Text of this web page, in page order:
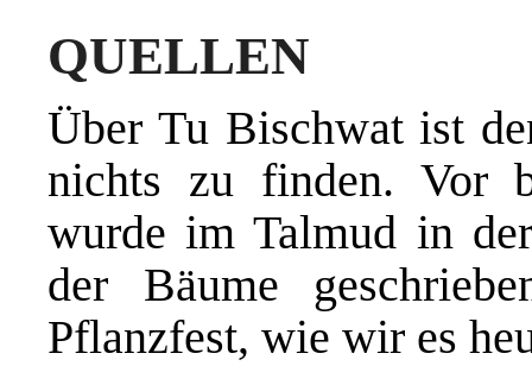
QUELLEN
Über Tu Bischwat ist
nichts zu finden. Vor
wurde im Talmud in
der Bäume
Pflanzfest, wie wir es